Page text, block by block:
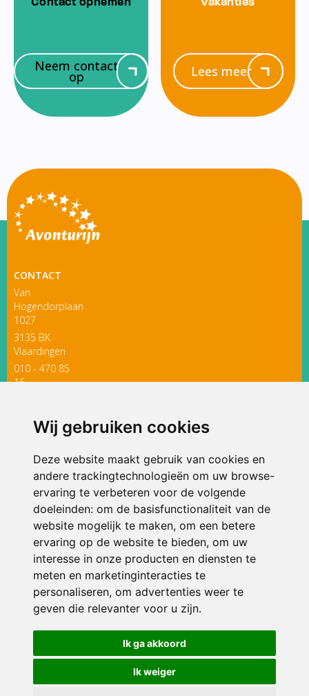
Wij gebruiken cookies
Deze website maakt gebruik van cookies en
andere trackingtechnologieën om uw browse-
ervaring te verbeteren voor de volgende
doeleinden: om de basisfunctionaliteit van de
website mogelijk te maken, om een betere
ervaring op de website te bieden, om uw
interesse in onze producten en diensten te
meten en marketinginteracties te
personaliseren, om advertenties weer te
geven die relevanter voor u zijn.
Ik ga akkoord
Ik weiger
Neem contact
op Lees meer
CONTACT
Van
Hogendorplaan
1027
3135 BK
Vlaardingen
010 - 470 85
16
ONDERDEEL VAN
© 2026 Avonturijn | Alle rechten voorbehouden
Privacy policy|Disclaimer| Klachtenregeling|RSIN en Anbi
voorkeuren
Crealisatie The MindOffice